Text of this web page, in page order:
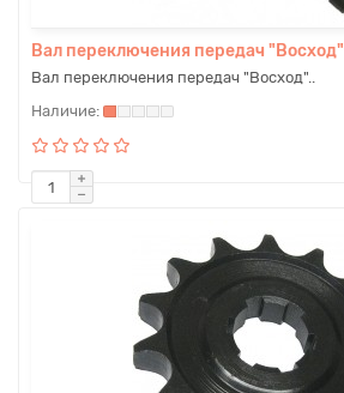
Вал переключения передач "Восход"
Вал переключения передач "Восход"..